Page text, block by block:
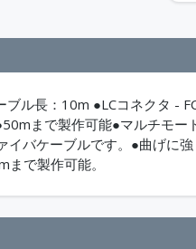
ル長：10m ●LCコネクタ -
まで製作可能●マルチモ
イバケーブルです。●曲げに
で製作可能。